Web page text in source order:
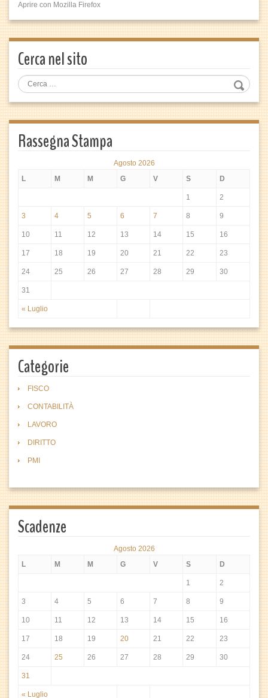
Aprire con Mozilla Firefox
Cerca nel sito
Rassegna Stampa
Agosto 2026
L
M M G V S D
« Luglio
1 2
3 4 5 6 7 8 9
10 11 12 13 14 15 16
17 18 19 20 21 22 23
24 25 26 27 28 29 30
31
Categorie
FISCO
CONTABILITÀ
LAVORO
DIRITTO
PMI
Scadenze
Agosto 2026
L
M M G V S D
« Luglio
1 2
3 4 5 6 7 8 9
10 11 12 13 14 15 16
17 18 19 20 21 22 23
24 25 26 27 28 29 30
31